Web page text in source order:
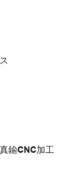
鍮CNC加工